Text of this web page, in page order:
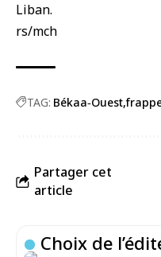
Liban.
rs/mch
TAG: Békaa‑Ouest
Partager cet
article
Choix de